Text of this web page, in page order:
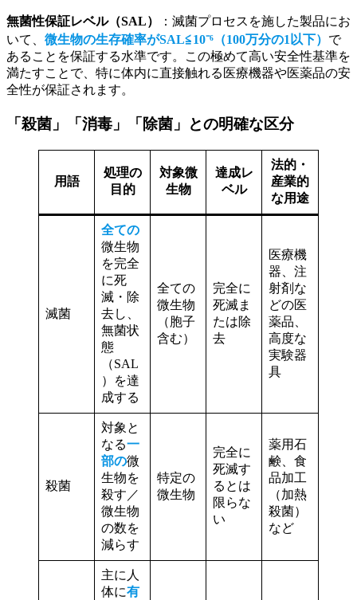
無菌性保証レベル（SAL）
：滅菌プロセスを施した製品にお
いて、 微生物の生存確率がSAL≦10⁻⁶（100万分の1以下） で
あることを保証する水準です。この極めて高い安全性基準を
満たすことで、特に体内に直接触れる医療機器や医薬品の安
全性が保証されます。
「殺菌」「消毒」「除菌」との明確な区分
用語
処理の
目的
対象微
生物
達成レ
ベル
法的・
産業的
な用途
滅菌
全ての
微生物
を完全
に死
滅・除
去し、
無菌状
態
（SAL
）を達
成する
全ての
微生物
（胞子
含む）
完全に
死滅ま
たは除
去
医療機
器、注
射剤な
どの医
薬品、
高度な
実験器
具
殺菌
対象と
なる一
部の微
生物を
殺す／
微生物
の数を
減らす
特定の
微生物
完全に
死滅す
るとは
限らな
い
薬用石
鹸、食
品加工
（加熱
殺菌）
など
主に人
体に有